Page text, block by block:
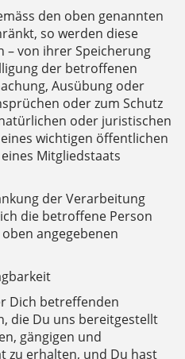
den oben genannten
so werden diese
– von ihrer Speicherung
der betroffenen
Ausübung oder
oder zum Schutz
oder juristischen
wichtigen öffentlichen
Mitgliedstaats
der Verarbeitung
die betroffene Person
angegebenen
Dich betreffenden
die Du uns bereitgestellt
gängigen und
zu erhalten, und Du hast